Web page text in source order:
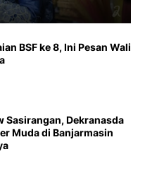
BSF ke 8, Ini Pesan Wali
Sasirangan, Dekranasda
Muda di Banjarmasin